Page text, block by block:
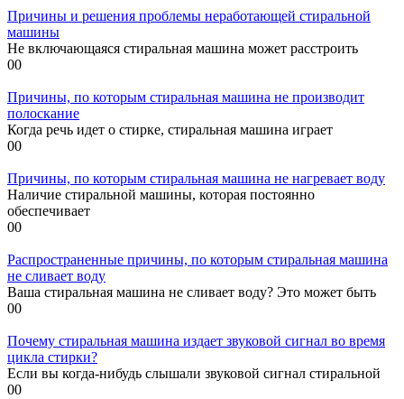
Причины и решения проблемы неработающей стиральной
машины
Не включающаяся стиральная машина может расстроить
00
Причины, по которым стиральная машина не производит
полоскание
Когда речь идет о стирке, стиральная машина играет
00
Причины, по которым стиральная машина не нагревает воду
Наличие стиральной машины, которая постоянно
обеспечивает
00
Распространенные причины, по которым стиральная машина
не сливает воду
Ваша стиральная машина не сливает воду? Это может быть
00
Почему стиральная машина издает звуковой сигнал во время
цикла стирки?
Если вы когда-нибудь слышали звуковой сигнал стиральной
00